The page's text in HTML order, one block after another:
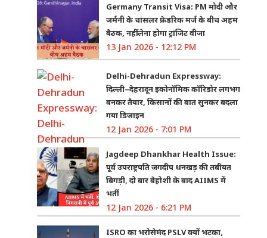
Germany Transit Visa: PM मोदी और
जर्मनी के चांसलर फ्रेडरिक मर्ज के बीच अहम
बैठक, नहीं लेना होगा ट्रांजिट वीजा
13 Jan 2026 - 12:12 PM
Delhi-Dehradun Expressway:
दिल्ली–देहरादून इकोनॉमिक कॉरिडोर लगभग
बनकर तैयार, किसानों की बात सुनकर बदला
गया डिजाइन
12 Jan 2026 - 7:01 PM
Jagdeep Dhankhar Health Issue:
पूर्व उपराष्ट्रपति जगदीप धनखड़ की तबीयत
बिगड़ी, दो बार बेहोशी के बाद AIIMS में
भर्ती
12 Jan 2026 - 6:21 PM
ISRO का भरोसेमंद PSLV क्यों भटका,